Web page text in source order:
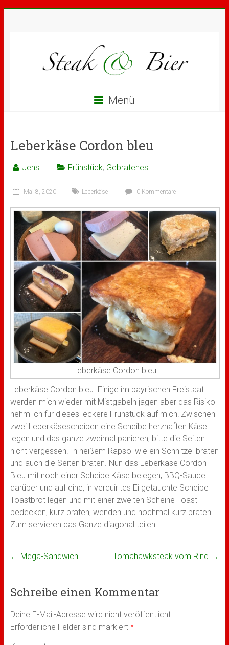
Menü
Leberkäse Cordon bleu
Jens Frühstück, Gebratenes
Mai 8, 2020 Leberkäse 0 Kommentare
Leberkäse Cordon bleu
Leberkäse Cordon bleu. Einige im bayrischen Freistaat
werden mich wieder mit Mistgabeln jagen aber das Risiko
nehm ich für dieses leckere Frühstück auf mich! Zwischen
zwei Leberkäsescheiben eine Scheibe herzhaften Käse
legen und das ganze zweimal panieren, bitte die Seiten
nicht vergessen. In heißem Rapsöl wie ein Schnitzel braten
und auch die Seiten braten. Nun das Leberkäse Cordon
Bleu mit noch einer Scheibe Käse belegen, BBQ-Sauce
darüber und auf eine, in verquirltes Ei getauchte Scheibe
Toastbrot legen und mit einer zweiten Scheine Toast
bedecken, kurz braten, wenden und nochmal kurz braten.
Zum servieren das Ganze diagonal teilen.
← Mega-Sandwich Tomahawksteak vom Rind →
Schreibe einen Kommentar
Deine E-Mail-Adresse wird nicht veröffentlicht.
Erforderliche Felder sind markiert *